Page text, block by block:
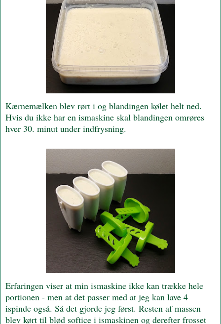
Kærnemælken blev rørt i og blandingen kølet helt ned.
Hvis du ikke har en ismaskine skal blandingen omrøres
hver 30. minut under indfrysning.
Erfaringen viser at min ismaskine ikke kan trække hele
portionen - men at det passer med at jeg kan lave 4
ispinde også. Så det gjorde jeg først. Resten af massen
blev kørt til blød softice i ismaskinen og derefter frosset